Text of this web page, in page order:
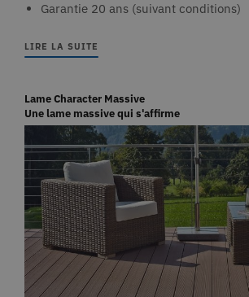
Garantie 20 ans (suivant conditions)
LIRE LA SUITE
Lame Character Massive
Une lame massive qui s'affirme